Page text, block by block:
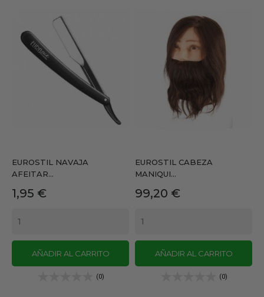
EUROSTIL NAVAJA
AFEITAR...
Precio
1,95 €
AÑADIR AL CARRITO
(0)
EUROSTIL CABEZA
MANIQUI...
Precio
99,20 €
AÑADIR AL CARRITO
(0)